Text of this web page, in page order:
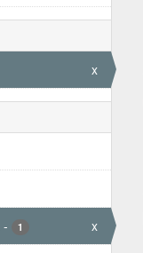
x
- 1 x